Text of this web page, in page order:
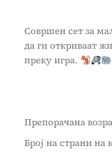
Совршен сет за
да ги откриваат
преку игра.
Препорачана
Број на страни на